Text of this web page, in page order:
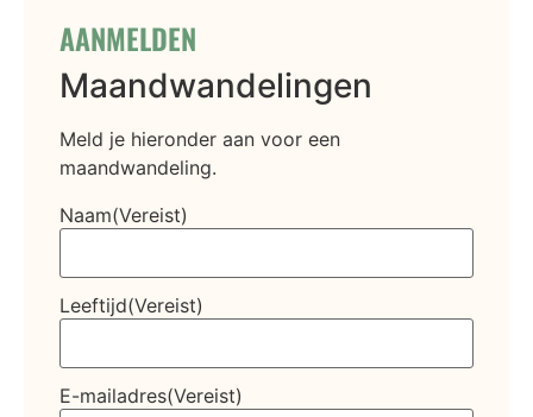
AANMELDEN
Maandwandelingen
Meld je hieronder aan voor een
maandwandeling.
Naam(Vereist)
Leeftijd(Vereist)
E-mailadres(Vereist)